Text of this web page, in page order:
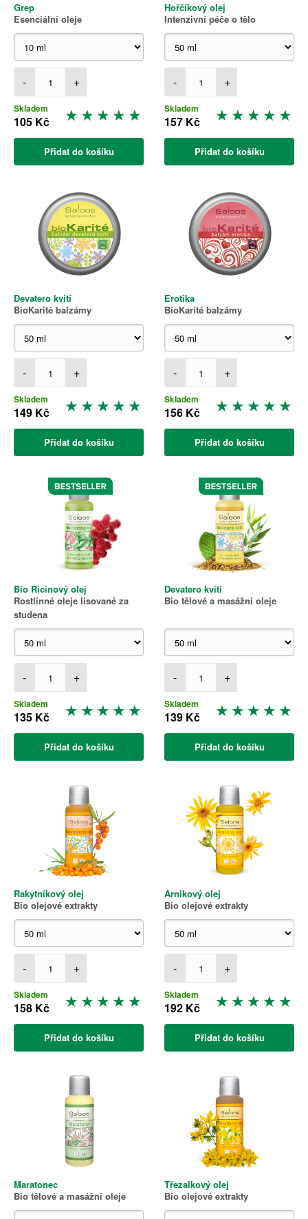
Grep
Esenciální oleje
- +
Skladem
105 Kč
Přidat do košíku
Hořčíkový olej
Intenzivní péče o tělo
- +
Skladem
157 Kč
Přidat do košíku
Devatero kvítí
BioKarité balzámy
- +
Skladem
149 Kč
Přidat do košíku
Erotika
BioKarité balzámy
- +
Skladem
156 Kč
Přidat do košíku
Bio Ricinový olej
Rostlinné oleje lisované za
studena
- +
Skladem
135 Kč
Přidat do košíku
Devatero kvítí
Bio tělové a masážní oleje
- +
Skladem
139 Kč
Přidat do košíku
Rakytníkový olej
Bio olejové extrakty
- +
Skladem
158 Kč
Přidat do košíku
Arnikový olej
Bio olejové extrakty
- +
Skladem
192 Kč
Přidat do košíku
Maratonec
Bio tělové a masážní oleje
Třezalkový olej
Bio olejové extrakty